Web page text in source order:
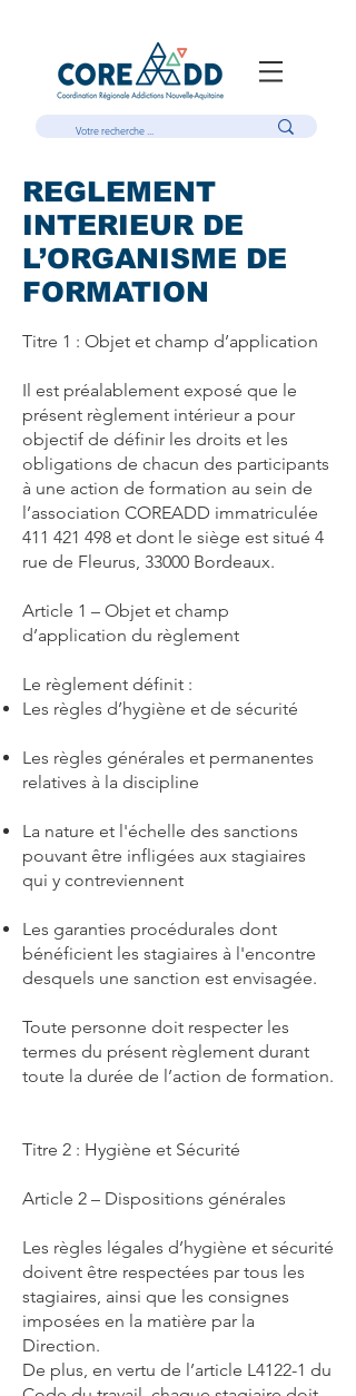
REGLEMENT
INTERIEUR DE
L’ORGANISME DE
FORMATION
Titre 1 : Objet et champ d’application
Il est préalablement exposé que le
présent règlement intérieur a pour
objectif de définir les droits et les
obligations de chacun des participants
à une action de formation au sein de
l’association COREADD immatriculée
411 421 498 et dont le siège est situé 4
rue de Fleurus, 33000 Bordeaux.
Article 1 – Objet et champ
d’application du règlement
Le règlement définit :
Les règles d’hygiène et de sécurité
Les règles générales et permanentes
relatives à la discipline
La nature et l'échelle des sanctions
pouvant être infligées aux stagiaires
qui y contreviennent
Les garanties procédurales dont
bénéficient les stagiaires à l'encontre
desquels une sanction est envisagée.
Toute personne doit respecter les
termes du présent règlement durant
toute la durée de l’action de formation.
Titre 2 : Hygiène et Sécurité
Article 2 – Dispositions générales
Les règles légales d’hygiène et sécurité
doivent être respectées par tous les
stagiaires, ainsi que les consignes
imposées en la matière par la
Direction.
De plus, en vertu de l’article L4122-1 du